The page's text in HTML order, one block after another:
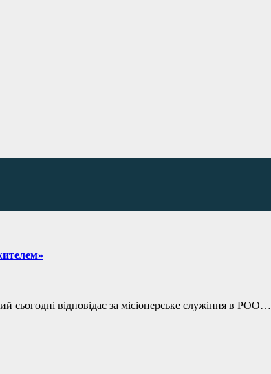
сьогодні відповідає за місіонерське служіння в РОО…